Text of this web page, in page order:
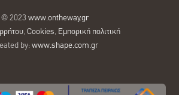
© 2023 www.ontheway.gr
,Cookies, Εμπορική πολιτική
by:www.shape.com.gr